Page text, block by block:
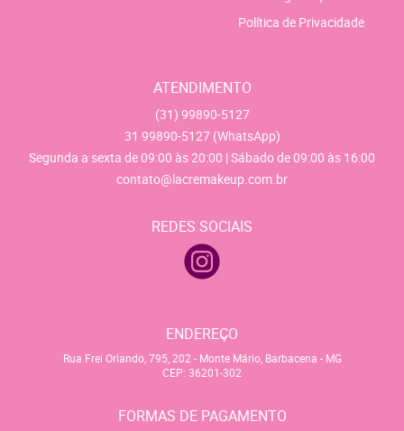
Política de Privacidade
ATENDIMENTO
(31) 99890-5127
31 99890-5127 (WhatsApp)
Segunda a sexta de 09:00 às 20:00 | Sábado de 09:00 às 16:00
contato@lacremakeup.com.br
REDES SOCIAIS
ENDEREÇO
Rua Frei Orlando, 795, 202 - Monte Mário, Barbacena - MG
CEP: 36201-302
FORMAS DE PAGAMENTO